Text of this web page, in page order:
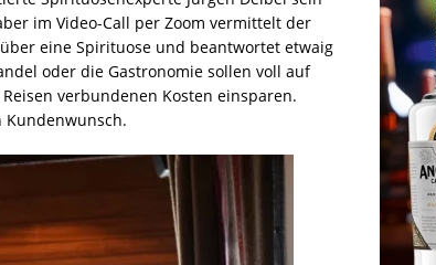
im Video-Call per Zoom vermittelt der
eine Spirituose und beantwortet etwaig
oder die Gastronomie sollen voll auf
verbundenen Kosten einsparen.